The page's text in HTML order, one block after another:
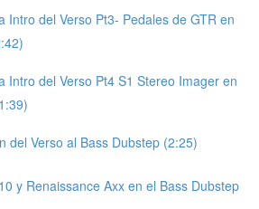
Intro del Verso Pt3- Pedales de GTR en
Intro del Verso Pt4 S1 Stereo Imager en
del Verso al Bass Dubstep (2:25)
y Renaissance Axx en el Bass Dubstep